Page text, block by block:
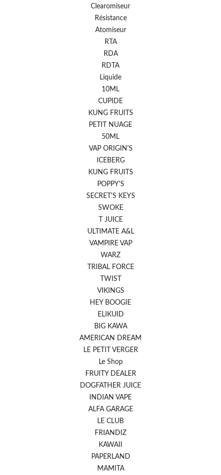
Clearomiseur
Résistance
Atomiseur
RTA
RDA
RDTA
Liquide
10ML
CUPIDE
KUNG FRUITS
PETIT NUAGE
50ML
VAP ORIGIN'S
ICEBERG
KUNG FRUITS
POPPY'S
SECRET'S KEYS
SWOKE
T JUICE
ULTIMATE A&L
VAMPIRE VAP
WARZ
TRIBAL FORCE
TWIST
VIKINGS
HEY BOOGIE
ELIKUID
BIG KAWA
AMERICAN DREAM
LE PETIT VERGER
Le Shop
FRUITY DEALER
DOGFATHER JUICE
INDIAN VAPE
ALFA GARAGE
LE CLUB
FRIANDIZ
KAWAII
PAPERLAND
MAMITA